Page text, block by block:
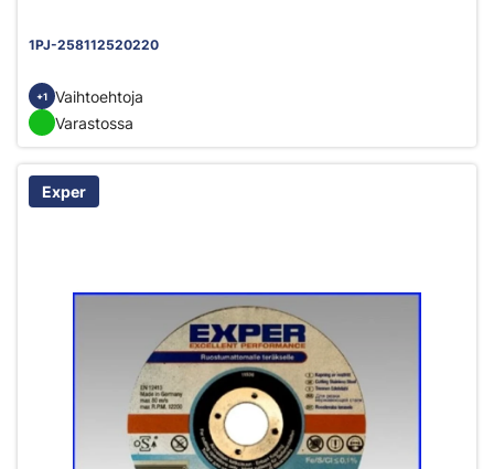
1PJ-258112520220
+1
Vaihtoehtoja
Varastossa
Exper